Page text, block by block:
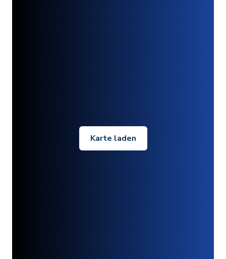
Karte laden